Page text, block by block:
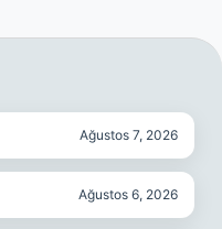
Ağustos 7, 2026
Ağustos 6, 2026